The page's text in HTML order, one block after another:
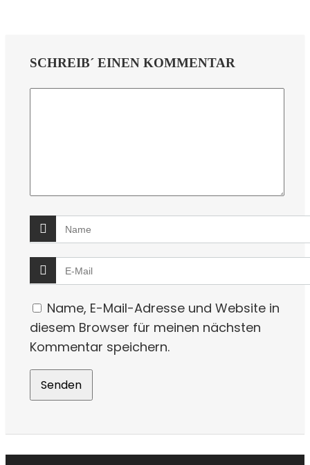
SCHREIB´ EINEN KOMMENTAR
Name, E-Mail-Adresse und Website in
diesem Browser für meinen nächsten
Kommentar speichern.